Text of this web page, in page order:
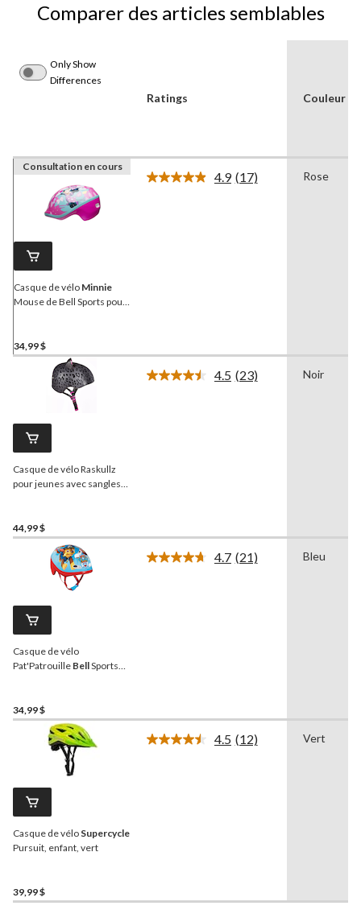
Comparer des articles semblables
Only Show
Differences
Ratings Couleur
Consultation en cours
Casque de vélo Minnie
Mouse de Bell Sports pour
34,99 $
4.9 Lire
(17) Rose
Casque de vélo Raskullz
pour jeunes avec sangles
44,99 $
4.5 Lire
(23) Noir
Casque de vélo
Pat'Patrouille BellSports
5 ans
34,99 $
4.7 Lire
(21) Bleu
Casque de vélo Supercycle
Pursuit, enfant, vert
39,99 $
4.5 Lire
(12) Vert